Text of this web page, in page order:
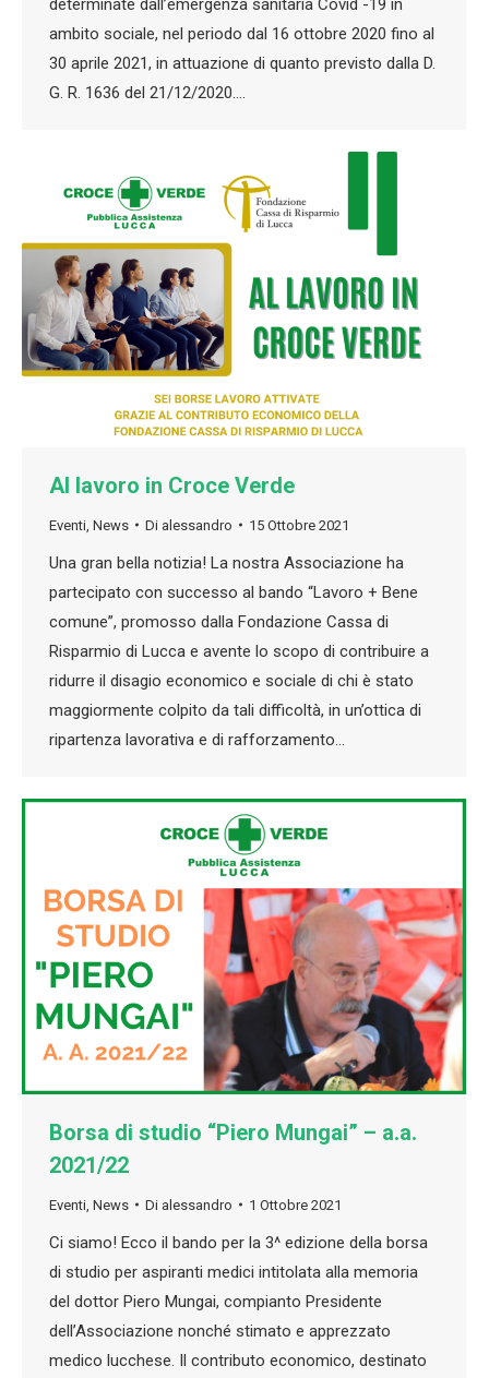
determinate dall’emergenza sanitaria Covid -19 in
ambito sociale, nel periodo dal 16 ottobre 2020 fino al
30 aprile 2021, in attuazione di quanto previsto dalla D.
G. R. 1636 del 21/12/2020.…
Al lavoro in Croce Verde
Eventi News Di alessandro 15 Ottobre 2021
Una gran bella notizia! La nostra Associazione ha
partecipato con successo al bando “Lavoro + Bene
comune”, promosso dalla Fondazione Cassa di
Risparmio di Lucca e avente lo scopo di contribuire a
ridurre il disagio economico e sociale di chi è stato
maggiormente colpito da tali difficoltà, in un’ottica di
ripartenza lavorativa e di rafforzamento…
Borsa di studio “Piero Mungai” – a.a.
2021/22
Eventi News Di alessandro 1 Ottobre 2021
Ci siamo! Ecco il bando per la 3^ edizione della borsa
di studio per aspiranti medici intitolata alla memoria
del dottor Piero Mungai, compianto Presidente
dell’Associazione nonché stimato e apprezzato
medico lucchese. Il contributo economico, destinato